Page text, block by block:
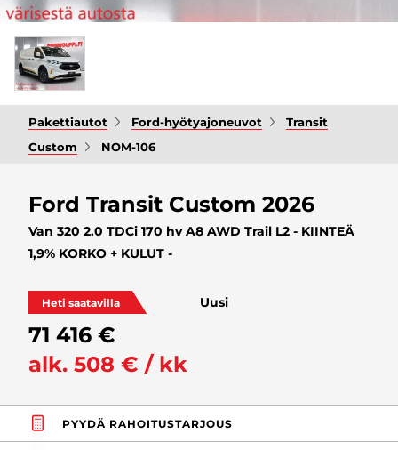
Pakettiautot Ford-hyötyajoneuvot
Transit
Custom
NOM-106
Ford Transit Custom 2026
Van 320 2.0 TDCi 170 hv A8 AWD Trail L2 - KIINTEÄ
1,9% KORKO + KULUT -
Heti saatavilla Uusi
71 416 €
alk. 508 € / kk
PYYDÄ RAHOITUSTARJOUS